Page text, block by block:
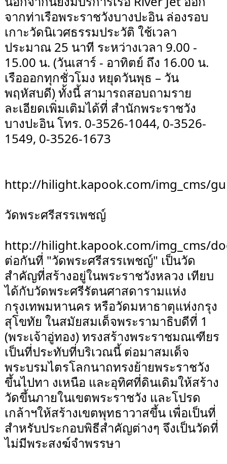
จากท่าเรือพระราชวังบางปะอิน ล่องรอบ
เกาะวัดนิเวศธรรมประวัติ ใช้เวลา
ประมาณ 25 นาที ระหว่างเวลา 9.00 -
15.00 น. (วันเสาร์ - อาทิตย์ ถึง 16.00 น.
เรือออกทุกชั่วโมง หยุดวันพุธ – วัน
พฤหัสบดี) ทั้งนี้ สามารถสอบถามราย
ละเอียดเพิ่มเติมได้ที่ สำนักพระราชวัง
บางปะอิน โทร. 0-3526-1044, 0-3526-
1549, 0-3526-1673
http://hilight.kapook.com/img_cms/
วัดพระศรีสรรเพชญ์
http://hilight.kapook.com/img_cms/
ต่อกันที่ "วัดพระศรีสรรเพชญ์" เป็นวัด
สำคัญที่สร้างอยู่ในพระราชวังหลวง เทียบ
ได้กับวัดพระศรีรัตนศาสดารามแห่ง
กรุงเทพมหานคร หรือวัดมหาธาตุแห่งกรุง
สุโขทัย ในสมัยสมเด็จพระรามาธิบดีที่ 1
(พระเจ้าอู่ทอง) ทรงสร้างพระราชมณเฑียร
เป็นที่ประทับที่บริเวณนี้ ต่อมาสมเด็จ
พระบรมไตรโลกนาถทรงย้ายพระราชวัง
ขึ้นไปทา งเหนือ และอุทิศที่ดินเดิมให้สร้าง
วัดขึ้นภายในเขตพระราชวัง และโปรด
เกล้าฯให้สร้างเขตพุทธาวาสขึ้น เพื่อเป็นที่
สำหรับประกอบพิธีสำคัญต่างๆ จึงเป็นวัดที่
ไม่มีพระสงฆ์จำพรรษา